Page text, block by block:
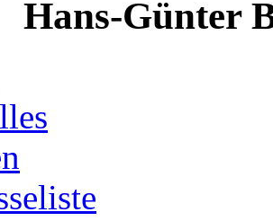
Hans-Günter